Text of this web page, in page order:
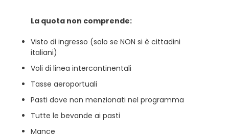
La quota non comprende:
Visto di ingresso (solo se NON si è cittadini
italiani)
Voli di linea intercontinentali
Tasse aeroportuali
Pasti dove non menzionati nel programma
Tutte le bevande ai pasti
Mance